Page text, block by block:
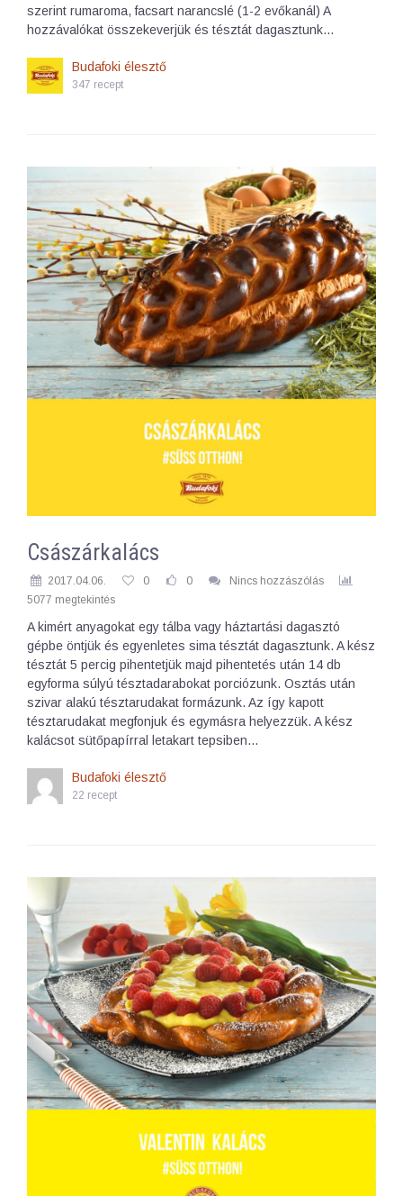
szerint rumaroma, facsart narancslé (1-2 evőkanál) A
hozzávalókat összekeverjük és tésztát dagasztunk…
Budafoki élesztő
347 recept
Császárkalács
2017.04.06. 0 0
Nincs hozzászólás
5077 megtekintés
A kimért anyagokat egy tálba vagy háztartási dagasztó
gépbe öntjük és egyenletes sima tésztát dagasztunk. A kész
tésztát 5 percig pihentetjük majd pihentetés után 14 db
egyforma súlyú tésztadarabokat porciózunk. Osztás után
szivar alakú tésztarudakat formázunk. Az így kapott
tésztarudakat megfonjuk és egymásra helyezzük. A kész
kalácsot sütőpapírral letakart tepsiben…
Budafoki élesztő
22 recept